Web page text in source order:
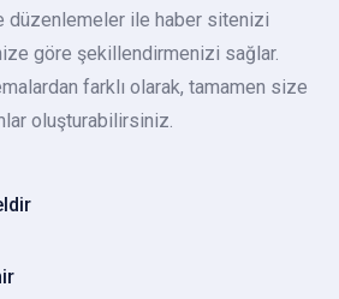
düzenlemeler ile haber sitenizi
göre şekillendirmenizi sağlar.
farklı olarak, tamamen size
oluşturabilirsiniz.